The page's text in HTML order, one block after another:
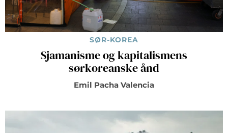
SØR-KOREA
Sjamanisme og kapitalismens
sørkoreanske ånd
Emil Pacha Valencia